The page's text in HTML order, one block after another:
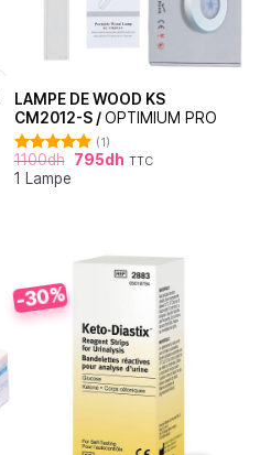
LAMPE DE WOOD KS
CM2012-S /OPTIMIUM PRO
Note5.00
sur 5
(1)
1100dh 795dh TTC
1 Lampe
-30%